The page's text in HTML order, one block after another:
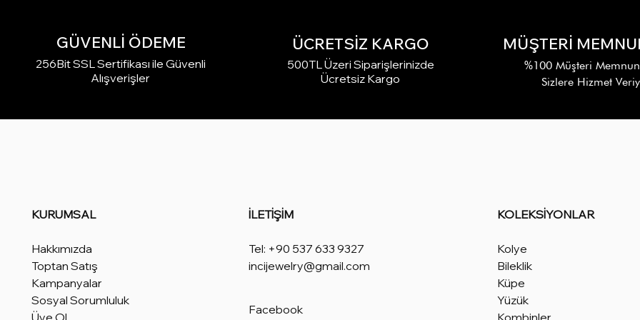
GÜVENLİ ÖDEME
256Bit SSL Sertifikası ile Güvenli
Alışverişler
ÜCRETSİZ KARGO
500TL Üzeri Siparişlerinizde
Ücretsiz Kargo
MÜŞTERİ
%100 Müşteri
Sizlere Hizmet
KURUMSAL
Hakkımızda
Toptan Satış
Kampanyalar
Sosyal Sorumluluk
Üye Ol
İLETİŞİM
Tel: +90 537 633 9327
incijewelry@gmail.com
Facebook
KOLEKSİYONLAR
Kolye
Bileklik
Küpe
Yüzük
Kombinler